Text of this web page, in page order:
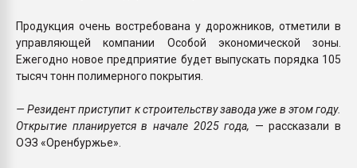
Продукция очень востребована у дорожников, отметили в
управляющей компании Особой экономической зоны.
Ежегодно новое предприятие будет выпускать порядка 105
тысяч тонн полимерного покрытия.
— Резидент приступит к строительству завода уже в этом году.
Открытие планируется в начале 2025 года, — рассказали в
ОЭЗ «Оренбуржье».